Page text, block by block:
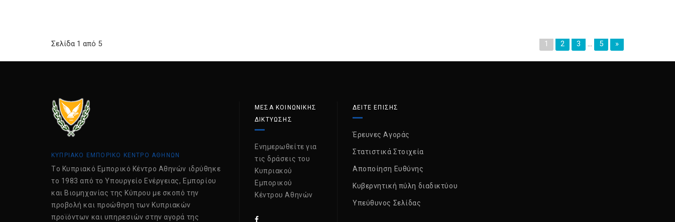
Σελίδα 1 από 5 1 2 3 … 5 »
ΚΥΠΡΙΑΚΟ ΕΜΠΟΡΙΚΟ ΚΕΝΤΡΟ ΑΘΗΝΩΝ
Tο Κυπριακό Εμπορικό Κέντρο Αθηνών ιδρύθηκε
το 1983 από το Υπουργείο Ενέργειας, Εμπορίου
και Βιομηχανίας της Κύπρου με σκοπό την
προβολή και προώθηση των Κυπριακών
προϊόντων και υπηρεσιών στην αγορά της
ΜΈΣΑ ΚΟΙΝΩΝΙΚΉΣ
ΔΙΚΤΎΩΣΗΣ
Ενημερωθείτε για
τις δράσεις του
Κυπριακού
Εμπορικού
Κέντρου Αθηνών
ΔΕΙΤΕ ΕΠΙΣΗΣ
Έρευνες Αγοράς
Στατιστικά Στοιχεία
Αποποίηση Ευθύνης
Κυβερνητική πύλη διαδικτύου
Υπεύθυνος Σελίδας